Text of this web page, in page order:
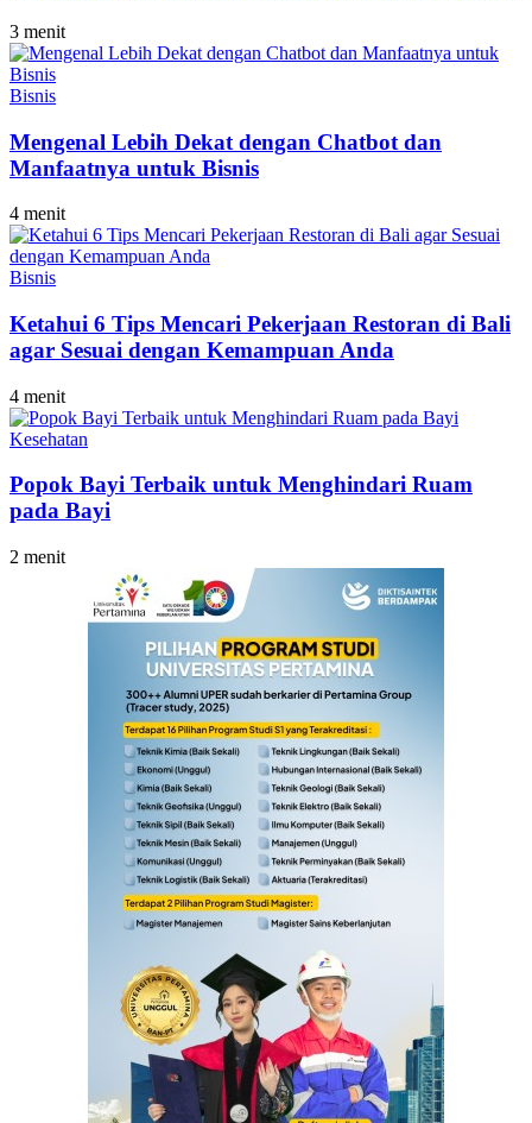
3 menit
Bisnis
Mengenal Lebih Dekat dengan Chatbot dan
Manfaatnya untuk Bisnis
4 menit
Bisnis
Ketahui 6 Tips Mencari Pekerjaan Restoran di Bali
agar Sesuai dengan Kemampuan Anda
4 menit
Kesehatan
Popok Bayi Terbaik untuk Menghindari Ruam
pada Bayi
2 menit